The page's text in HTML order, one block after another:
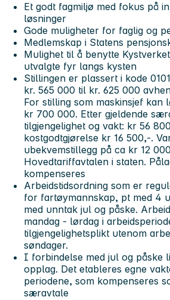
Et godt fagmiljø med fokus på
løsninger
Gode muligheter for faglig og
Medlemskap i Statens
Mulighet til å benytte
utvalgte fyr langs kysten
Stillingen er plassert i kode
kr. 565 000 til kr. 625 000
For stilling som maskinsjef kan
kr 700 000. Etter gjeldende
tilgjengelighet og vakt: kr 56
kostgodtgjørelse kr 16 500,-.
ubekvemstillegg på ca kr 12
Hovedtariffavtalen i staten.
kompenseres
Arbeidstidsordning som er
for fartøymannskap, pt med 4
med unntak jul og påske.
mandag - lørdag i
tilgjengelighetsplikt utenom
søndager.
I forbindelse med jul og påske
opplag. Det etableres egne
periodene, som kompenseres
særavtale